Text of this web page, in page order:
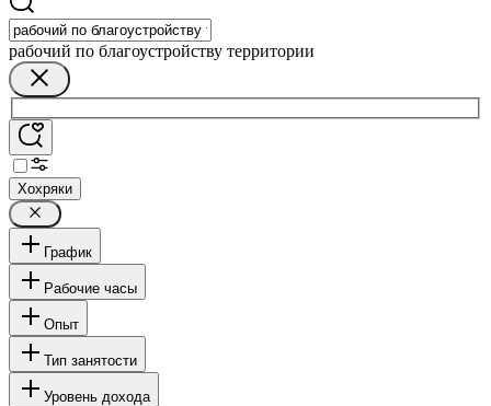
рабочий по благоустройству территории
Хохряки
График
Рабочие часы
Опыт
Тип занятости
Уровень дохода